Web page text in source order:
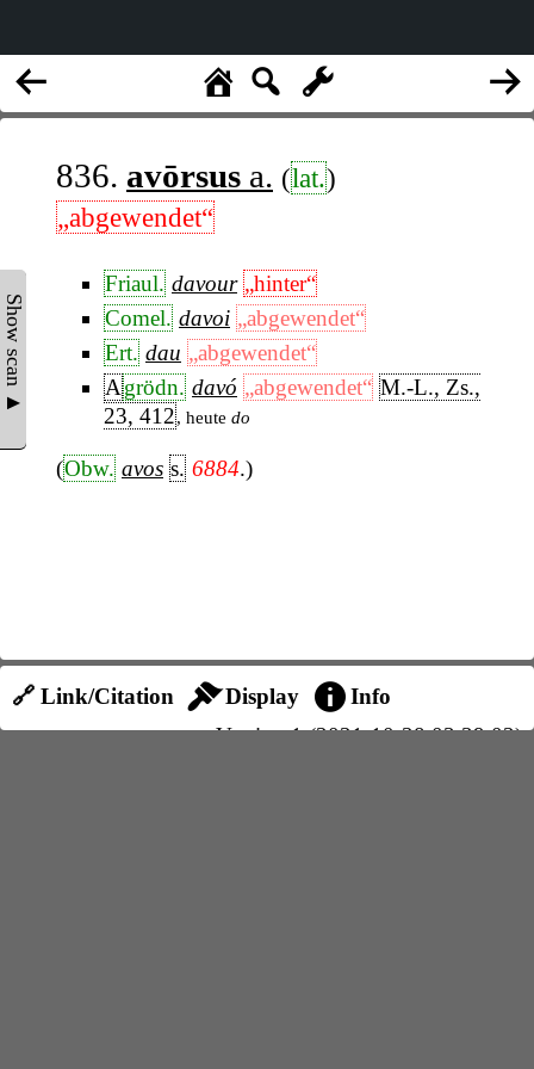
Show scan ▲
836. avōrsus a. (lat.)
„abgewendet“
Friaul. davour „hinter“
Comel. davoi „abgewendet“
Ert. dau „abgewendet“
A grödn. davó „abgewendet“ M.-L., Zs.,
23, 412, heute do
(Obw. avos s. 6884.)
🔗 Link/Citation Display
Info
Version 1 (2021-10-28 03:39:02)